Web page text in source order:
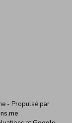
- Propulsé par